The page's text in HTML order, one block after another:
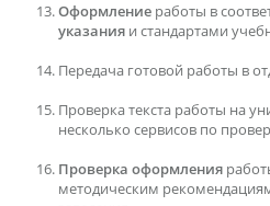
Оформление работы в
указания и стандартами
Передача готовой работы в
Проверка текста работы на
несколько сервисов по
Проверка оформления
методическим